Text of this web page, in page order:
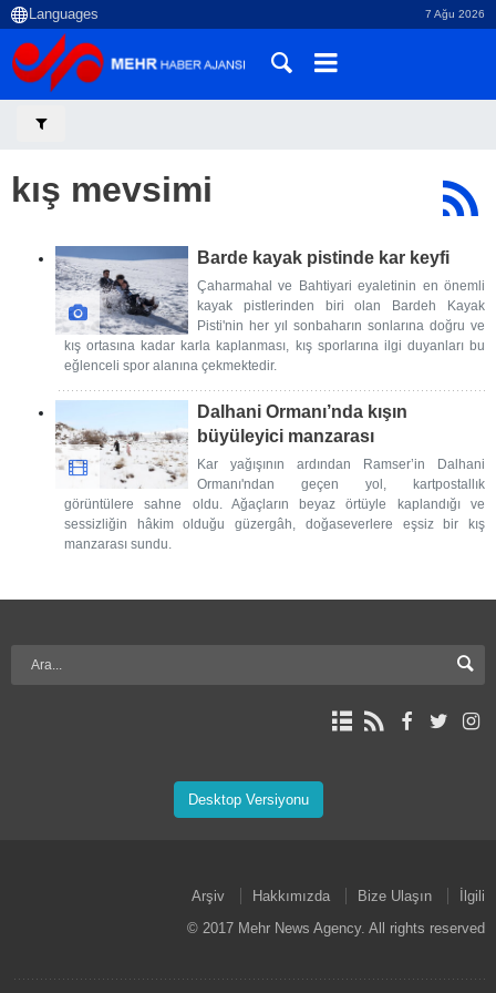
7 Ağu 2026
kış mevsimi
Barde kayak pistinde kar keyfi
Çaharmahal ve Bahtiyari eyaletinin en önemli
kayak pistlerinden biri olan Bardeh Kayak
Pisti'nin her yıl sonbaharın sonlarına doğru ve
kış ortasına kadar karla kaplanması, kış sporlarına ilgi duyanları bu
eğlenceli spor alanına çekmektedir.
Dalhani Ormanı’nda kışın
büyüleyici manzarası
Kar yağışının ardından Ramser’in Dalhani
Ormanı'ndan geçen yol, kartpostallık
görüntülere sahne oldu. Ağaçların beyaz örtüyle kaplandığı ve
sessizliğin hâkim olduğu güzergâh, doğaseverlere eşsiz bir kış
manzarası sundu.
Desktop Versiyonu
Arşiv Hakkımızda Bize Ulaşın
İlgili
© 2017 Mehr News Agency. All rights reserved